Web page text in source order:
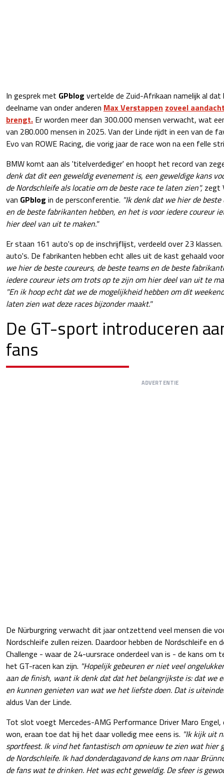
In gesprek met GPblog vertelde de Zuid-Afrikaan namelijk al
deelname van onder anderen Max Verstappen zoveel
brengt. Er worden meer dan 300.000 mensen verwacht, wat
van 280.000 mensen in 2025. Van der Linde rijdt in een van de
Evo van ROWE Racing, die vorig jaar de race won na een felle
BMW komt aan als 'titelverdediger' en hoopt het record van
denk dat dit een geweldig evenement is, een geweldige kans
de Nordschleife als locatie om de beste race te laten zien", zegt
van GPblog in de persconferentie. "Ik denk dat we hier de
en de beste fabrikanten hebben, en het is voor iedere coureur
hier deel van uit te maken."
Er staan 161 auto's op de inschrijflijst, verdeeld over 23
auto's. De fabrikanten hebben echt alles uit de kast gehaald
we hier de beste coureurs, de beste teams en de beste
iedere coureur iets om trots op te zijn om hier deel van uit te
"En ik hoop echt dat we de mogelijkheid hebben om dit
laten zien wat deze races bijzonder maakt."
De GT-sport introduceren
fans
ADVERTENTIE
De Nürburgring verwacht dit jaar ontzettend veel mensen die
Nordschleife zullen reizen. Daardoor hebben de Nordschleife en
Challenge - waar de 24-uursrace onderdeel van is - de kans om
het GT-racen kan zijn. "Hopelijk gebeuren er niet veel
aan de finish, want ik denk dat dat het belangrijkste is: dat we
en kunnen genieten van wat we het liefste doen. Dat is
aldus Van der Linde.
Tot slot voegt Mercedes-AMG Performance Driver Maro Engel,
won, eraan toe dat hij het daar volledig mee eens is. "Ik kijk uit
sportfeest. Ik vind het fantastisch om opnieuw te zien wat hier
de Nordschleife. Ik had donderdagavond de kans om naar
de fans wat te drinken. Het was echt geweldig. De sfeer is